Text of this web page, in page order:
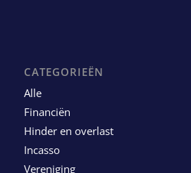
CATEGORIEËN
Alle
Financiën
Hinder en overlast
Incasso
Vereniging